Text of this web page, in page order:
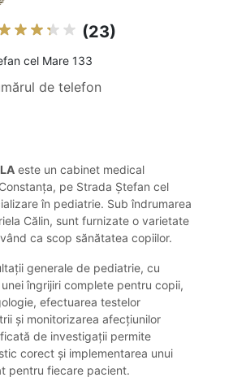
(23)
cel Mare 133
de telefon
este un cabinet medical
pe Strada Ștefan cel
în pediatrie. Sub îndrumarea
Călin, sunt furnizate o varietate
ca scop sănătatea copiilor.
generale de pediatrie, cu
îngrijiri complete pentru copii,
efectuarea testelor
și monitorizarea afecțiunilor
de investigații permite
corect și implementarea unui
pentru fiecare pacient.